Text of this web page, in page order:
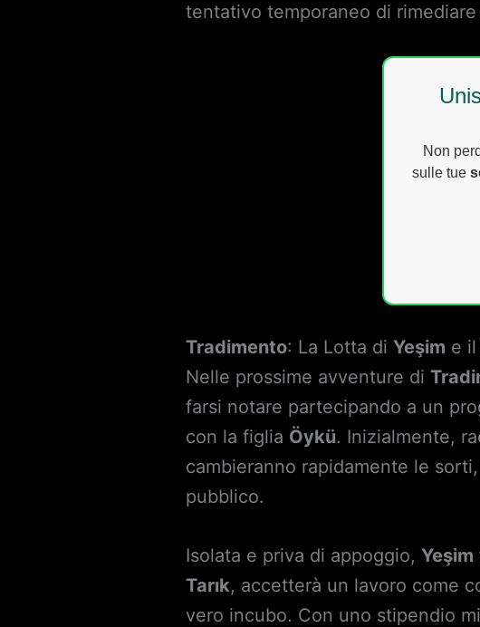
tentativo temporaneo di
Non
sulle tue
Tradimento: La Lotta diYeşim e
Nelle prossime avventure di
farsi notare partecipando a un
con la figlia Öykü. Inizialmente,
cambieranno rapidamente le
pubblico.
Isolata e priva di appoggio,Yeşim
Tarık, accetterà un lavoro come
vero incubo. Con uno stipendio